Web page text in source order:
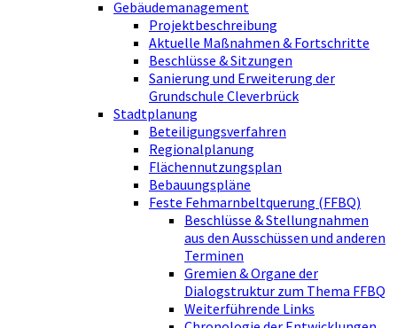
Gebäudemanagement
Projektbeschreibung
Aktuelle Maßnahmen & Fortschritte
Beschlüsse & Sitzungen
Sanierung und Erweiterung der
Grundschule Cleverbrück
Stadtplanung
Beteiligungsverfahren
Regionalplanung
Flächennutzungsplan
Bebauungspläne
Feste Fehmarnbeltquerung (FFBQ)
Beschlüsse & Stellungnahmen
aus den Ausschüssen und anderen
Terminen
Gremien & Organe der
Dialogstruktur zum Thema FFBQ
Weiterführende Links